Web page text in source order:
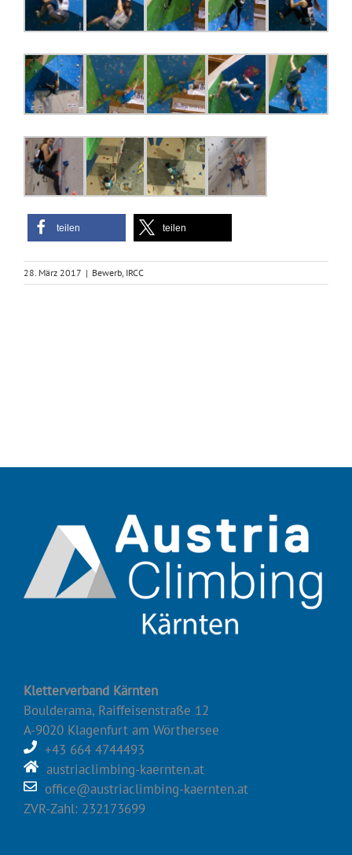
teilen teilen
28. März 2017 | Bewerb, IRCC
Kletterverband Kärnten
Boulderama, Raiffeisenstraße 12
A-9020 Klagenfurt am Wörthersee
+43 664 4744493
austriaclimbing-kaernten.at
office@austriaclimbing-kaernten.at
ZVR-Zahl: 232173699